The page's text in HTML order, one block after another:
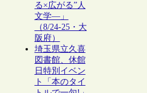
る×広がる”人
文学―」
（8/24-25・大
阪府）
埼玉県立久喜
図書館、休館
日特別イベン
ト「本のタイ